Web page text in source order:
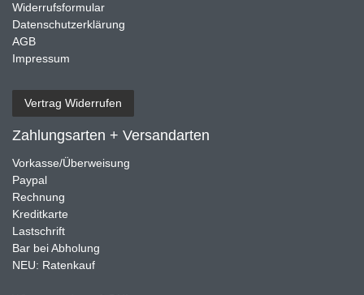
Widerrufsformular
Datenschutzerklärung
AGB
Impressum
Vertrag Widerrufen
Zahlungsarten + Versandarten
Vorkasse/Überweisung
Paypal
Rechnung
Kreditkarte
Lastschrift
Bar bei Abholung
NEU: Ratenkauf